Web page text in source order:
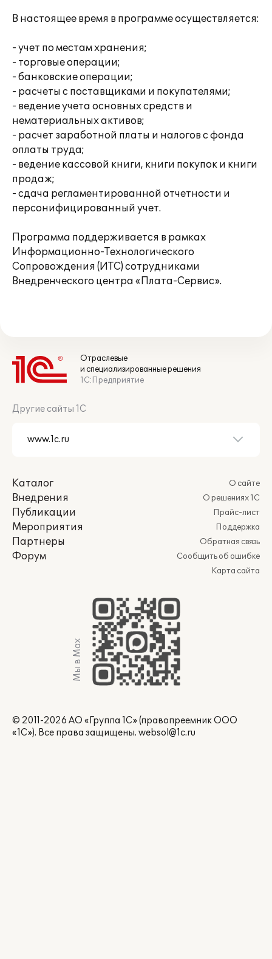
В настоящее время в программе осуществляется:
- учет по местам хранения;
- торговые операции;
- банковские операции;
- расчеты с поставщиками и покупателями;
- ведение учета основных средств и
нематериальных активов;
- расчет заработной платы и налогов с фонда
оплаты труда;
- ведение кассовой книги, книги покупок и книги
продаж;
- сдача регламентированной отчетности и
персонифицированный учет.
Программа поддерживается в рамках
Информационно-Технологического
Сопровождения (ИТС) сотрудниками
Внедренческого центра «Плата-Сервис».
Отраслевые
и специализированные решения
1С:Предприятие
Другие сайты 1С
Каталог
Внедрения
Публикации
Мероприятия
Партнеры
Форум
О сайте
О решениях 1С
Прайс-лист
Поддержка
Обратная связь
Сообщить об ошибке
Карта сайта
Мы в Max
© 2011-2026 АО «Группа 1С» (правопреемник ООО
«1С»). Все права защищены. websol@1c.ru